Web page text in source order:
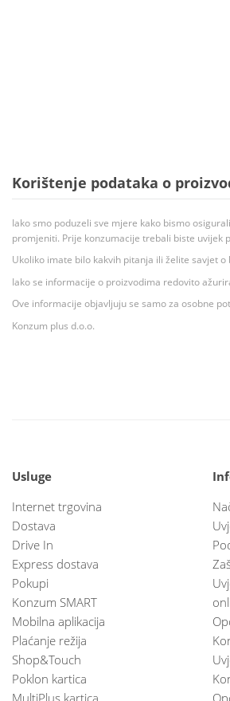
Korištenje podataka o
Iako smo poduzeli sve mjere kako bismo
promjeniti. Prije konzumacije trebali biste uvijek
Ukoliko imate bilo kakvih pitanja ili želite savjet
Iako se informacije o proizvodima redovito
Ove informacije objavljuju se samo za osobne
Konzum plus d.o.o.
Usluge
Internet trgovina
Dostava
Drive In
Express dostava
Pokupi
Konzum SMART
Mobilna aplikacija
Plaćanje režija
Shop&Touch
Poklon kartica
MultiPlus kartica